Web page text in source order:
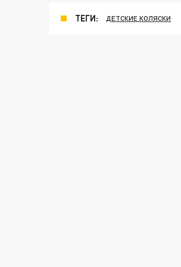
ТЕГИ: ДЕТСКИЕ КОЛЯСКИ